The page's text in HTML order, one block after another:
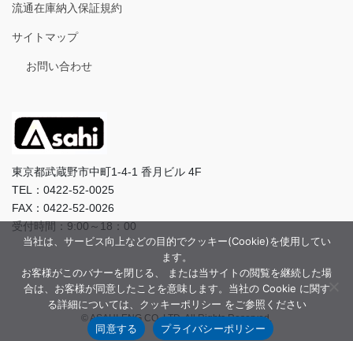
流通在庫納入保証規約
サイトマップ
お問い合わせ
東京都武蔵野市中町1-4-1 香月ビル 4F
TEL：0422-52-0025
FAX：0422-52-0026
受付時間：9:00～18：00
© ASAHI-ENG CO.,LTD. All Rights Reserved.
当社は、サービス向上などの目的でクッキー(Cookie)を使用してい
ます。
お客様がこのバナーを閉じる、 または当サイトの閲覧を継続した場
合は、お客様が同意したことを意味します。当社の Cookie に関す
る詳細については、クッキーポリシー をご参照ください
同意する
プライバシーポリシー